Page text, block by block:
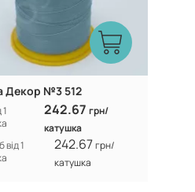
Декор №3 512
242.67грн/
катушка
від 1
242.67грн/
катушка